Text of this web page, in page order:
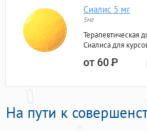
Сиалис 5 мг
5мг
Терапевтическая
Сиалиса для
от 60Р
На пути к